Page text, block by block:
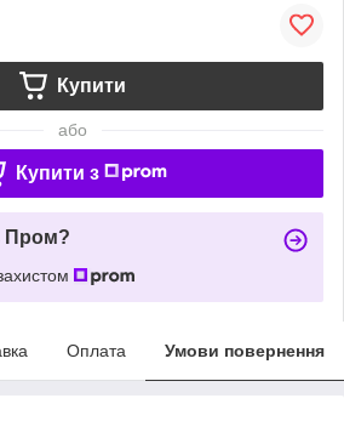
Купити
або
Купити з
Пром?
Оплата Умови повернення